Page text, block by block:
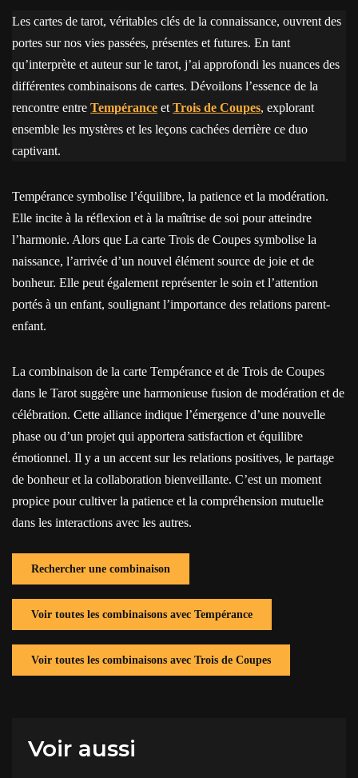
Les cartes de tarot, véritables clés de la connaissance, ouvrent des
portes sur nos vies passées, présentes et futures. En tant
qu’interprète et auteur sur le tarot, j’ai approfondi les nuances des
différentes combinaisons de cartes. Dévoilons l’essence de la
rencontre entre Tempérance et Trois de Coupes, explorant
ensemble les mystères et les leçons cachées derrière ce duo
captivant.
Tempérance symbolise l’équilibre, la patience et la modération.
Elle incite à la réflexion et à la maîtrise de soi pour atteindre
l’harmonie. Alors que La carte Trois de Coupes symbolise la
naissance, l’arrivée d’un nouvel élément source de joie et de
bonheur. Elle peut également représenter le soin et l’attention
portés à un enfant, soulignant l’importance des relations parent-
enfant.
La combinaison de la carte Tempérance et de Trois de Coupes
dans le Tarot suggère une harmonieuse fusion de modération et de
célébration. Cette alliance indique l’émergence d’une nouvelle
phase ou d’un projet qui apportera satisfaction et équilibre
émotionnel. Il y a un accent sur les relations positives, le partage
de bonheur et la collaboration bienveillante. C’est un moment
propice pour cultiver la patience et la compréhension mutuelle
dans les interactions avec les autres.
Rechercher une combinaison
Voir toutes les combinaisons avec Tempérance
Voir toutes les combinaisons avec Trois de Coupes
Voir aussi